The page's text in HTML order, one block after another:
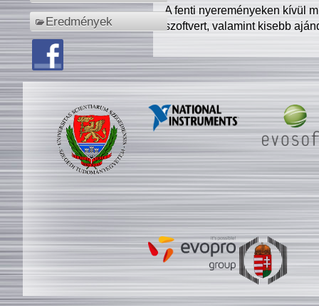
Eredmények
A fenti nyereményeken kívül
szoftvert, valamint kisebb